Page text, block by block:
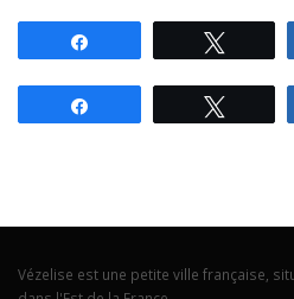
Vézelise est une petite ville française,